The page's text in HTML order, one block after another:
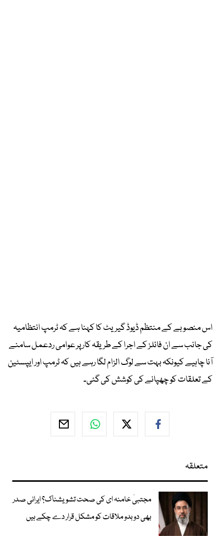
اس منصوبے کے منتظم ڈیوڈ گیریٹ کا کہنا ہے کہ ٹرمپ انتظامیہ
کی جانب سے ان فائلز کے اجرا کے طریقہ کار پر عوامی ردعمل سامنے
آنا چاہیے کیونکہ بہت سے لوگ الزام لگا رہے ہیں کہ ٹرمپ اور ایپسٹین
کے تعلقات کو چھپانے کی کوشش کی گئی۔
متعلقہ
مجتبیٰ خامنہ ای کی صحت تشویشناک؟ ایرانی صدر
بھی دوبدو ملاقات کو مشکل قرار دے چکے ہیں